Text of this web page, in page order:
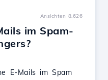
Ansichten 8,626
im Spam-
E-Mails im Spam